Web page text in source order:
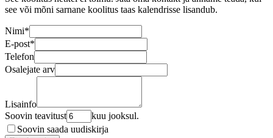
see või mõni sarnane koolitus taas kalendrisse lisandub.
Nimi*
E-post*
Telefon
Osalejate arv
Lisainfo
Soovin teavitust
kuu jooksul.
Soovin saada uudiskirja